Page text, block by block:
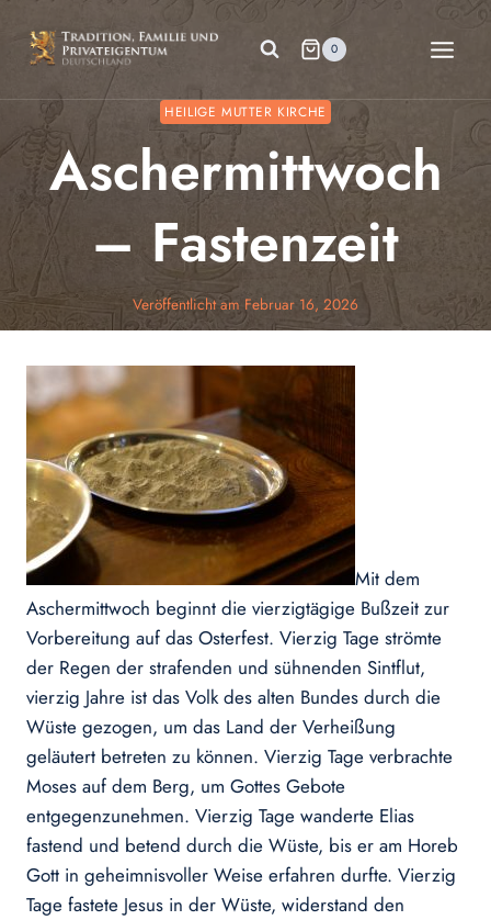
Inhalt
springen
0
HEILIGE MUTTER KIRCHE
Aschermittwoch
– Fastenzeit
Veröffentlicht am Februar 16, 2026
Mit dem
Aschermittwoch beginnt die vierzigtägige Bußzeit zur
Vorbereitung auf das Osterfest. Vierzig Tage strömte
der Regen der strafenden und sühnenden Sintflut,
vierzig Jahre ist das Volk des alten Bundes durch die
Wüste gezogen, um das Land der Verheißung
geläutert betreten zu können. Vierzig Tage verbrachte
Moses auf dem Berg, um Gottes Gebote
entgegenzunehmen. Vierzig Tage wanderte Elias
fastend und betend durch die Wüste, bis er am Horeb
Gott in geheimnisvoller Weise erfahren durfte. Vierzig
Tage fastete Jesus in der Wüste, widerstand den